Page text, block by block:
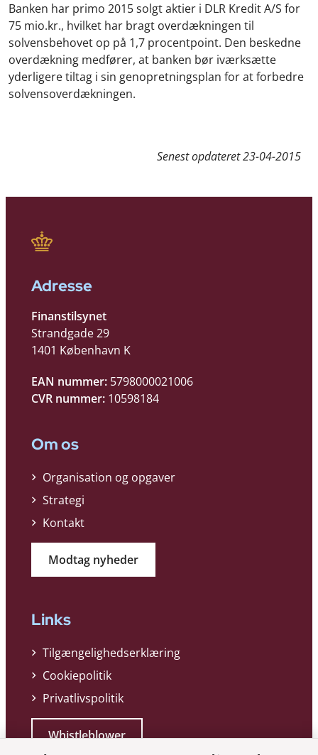
Banken har primo 2015 solgt aktier i DLR Kredit A/S for
75 mio.kr., hvilket har bragt overdækningen til
solvensbehovet op på 1,7 procentpoint. Den beskedne
overdækning medfører, at banken bør iværksætte
yderligere tiltag i sin genopretningsplan for at forbedre
solvensoverdækningen.
Senest opdateret23-04-2015
Adresse
Finanstilsynet
Strandgade 29
1401 København K
EAN nummer: 5798000021006
CVR nummer: 10598184
Om os
Organisation og opgaver
Strategi
Kontakt
Modtag nyheder
Links
Tilgængelighedserklæring
Cookiepolitik
Privatlivspolitik
Whistleblower